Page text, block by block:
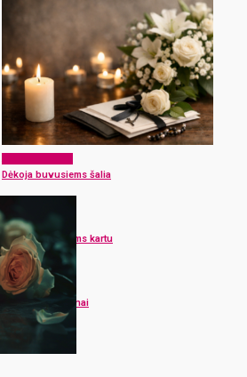
Dėkoja buvusiems šalia
Atsisveikiname
Dėkoja buvusiems kartu
Atsisveikiname
Užuojauta Gražinai
Matiukienei